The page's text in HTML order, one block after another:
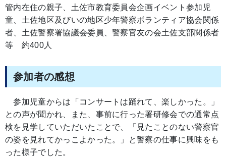
管内在住の親子、土佐市教育委員会企画イベント参加児
童、土佐地区及びいの地区少年警察ボランティア協会関係
者、土佐警察署協議会委員、警察官友の会土佐支部関係者
等 約400人
参加者の感想
参加児童からは「コンサートは踊れて、楽しかった。」
との声が聞かれ、また、事前に行った署研修会での通常点
検を見学していただいたことで、「見たことのない警察官
の姿を見れてかっこよかった。」と警察の仕事に興味をも
った様子でした。